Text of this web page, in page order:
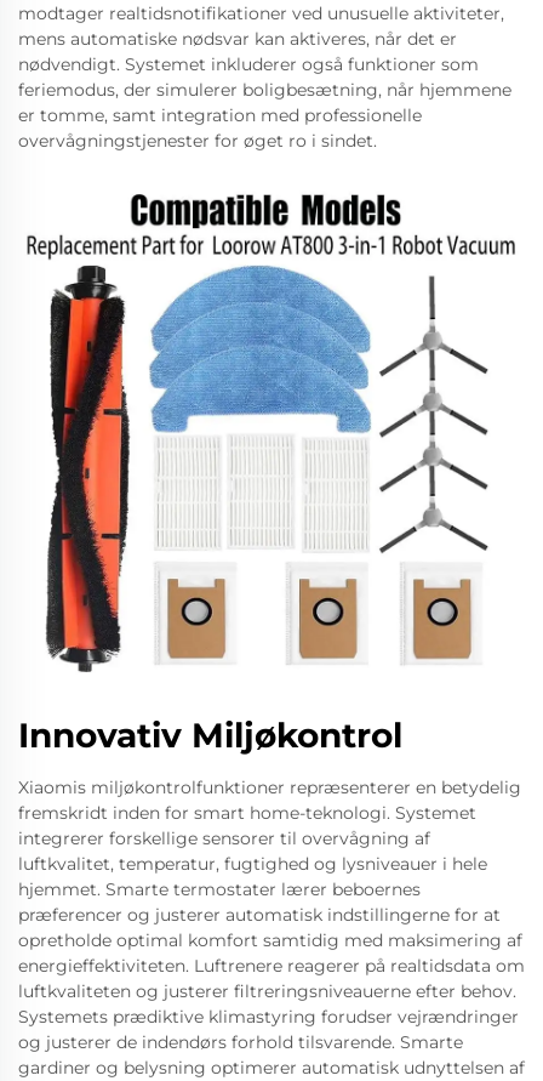
modtager realtidsnotifikationer ved unusuelle aktiviteter,
mens automatiske nødsvar kan aktiveres, når det er
nødvendigt. Systemet inkluderer også funktioner som
feriemodus, der simulerer boligbesætning, når hjemmene
er tomme, samt integration med professionelle
overvågningstjenester for øget ro i sindet.
Innovativ Miljøkontrol
Xiaomis miljøkontrolfunktioner repræsenterer en betydelig
fremskridt inden for smart home-teknologi. Systemet
integrerer forskellige sensorer til overvågning af
luftkvalitet, temperatur, fugtighed og lysniveauer i hele
hjemmet. Smarte termostater lærer beboernes
præferencer og justerer automatisk indstillingerne for at
opretholde optimal komfort samtidig med maksimering af
energieffektiviteten. Luftrenere reagerer på realtidsdata om
luftkvaliteten og justerer filtreringsniveauerne efter behov.
Systemets prædiktive klimastyring forudser vejrændringer
og justerer de indendørs forhold tilsvarende. Smarte
gardiner og belysning optimerer automatisk udnyttelsen af